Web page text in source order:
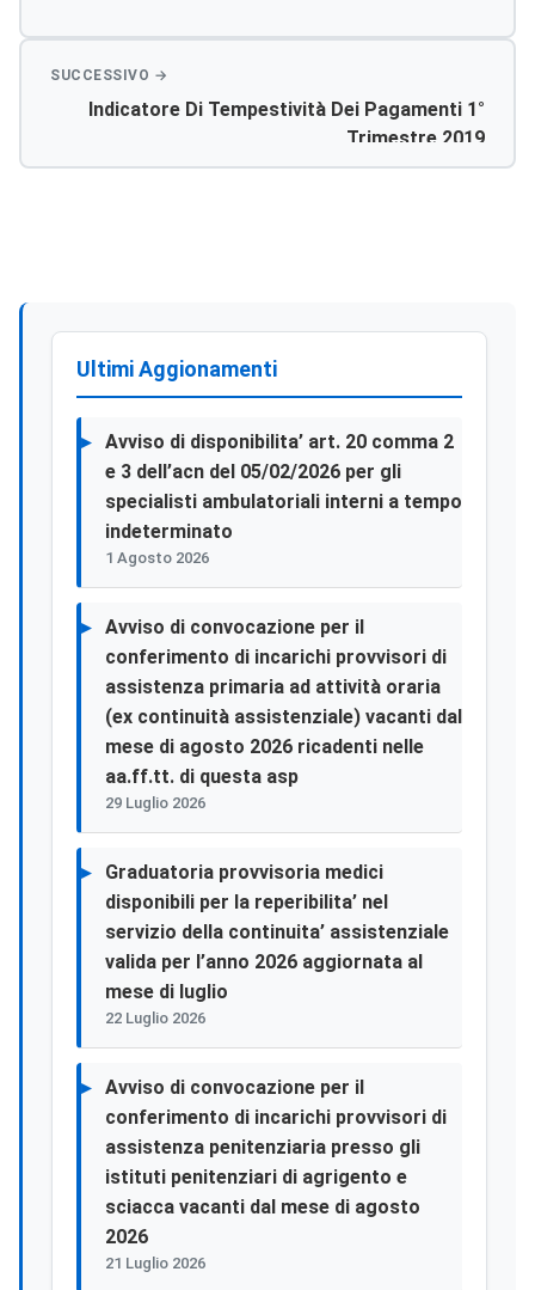
Indicatore Di Tempestività Dei Pagamenti 1°
Trimestre 2019
Ultimi Aggionamenti
Avviso di disponibilita’ art. 20 comma 2
e 3 dell’acn del 05/02/2026 per gli
specialisti ambulatoriali interni a tempo
indeterminato
1 Agosto 2026
Avviso di convocazione per il
conferimento di incarichi provvisori di
assistenza primaria ad attività oraria
(ex continuità assistenziale) vacanti dal
mese di agosto 2026 ricadenti nelle
aa.ff.tt. di questa asp
29 Luglio 2026
Graduatoria provvisoria medici
disponibili per la reperibilita’ nel
servizio della continuita’ assistenziale
valida per l’anno 2026 aggiornata al
mese di luglio
22 Luglio 2026
Avviso di convocazione per il
conferimento di incarichi provvisori di
assistenza penitenziaria presso gli
istituti penitenziari di agrigento e
sciacca vacanti dal mese di agosto
2026
21 Luglio 2026